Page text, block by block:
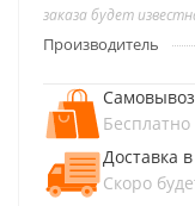
заказа будет
Производитель
Бесплатно
Доставка
Скоро